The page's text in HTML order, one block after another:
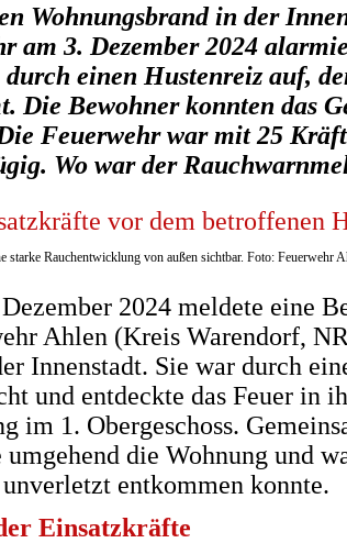
Wohnungsbrand in der
am 3. Dezember 2024
einen Hustenreiz auf,
Die Bewohner konnten das
Feuerwehr war mit 25
Wo war der
starke Rauchentwicklung von außen sichtbar. Foto: Feuerwehr
2024 meldete eine
Ahlen (Kreis Warendorf,
Innenstadt. Sie war durch
und entdeckte das Feuer in
im 1. Obergeschoss.
die Wohnung und
entkommen konnte.
Einsatzkräfte